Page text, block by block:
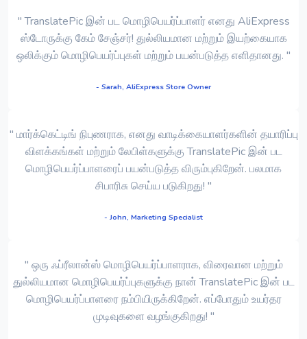
" TranslatePic இன் பட மொழிபெயர்ப்பாளர் எனது AliExpress
ஸ்டோருக்கு கேம் சேஞ்சர்! துல்லியமான மற்றும் இயற்கையாக
ஒலிக்கும் மொழிபெயர்ப்புகள் மற்றும் பயன்படுத்த எளிதானது. "
- Sarah, AliExpress Store Owner
" மார்க்கெட்டிங் நிபுணராக, எனது வாடிக்கையாளர்களின் தயாரிப்பு
விளக்கங்கள் மற்றும் லேபிள்களுக்கு TranslatePic இன் பட
மொழிபெயர்ப்பாளரைப் பயன்படுத்த விரும்புகிறேன். பலமாக
சிபாரிசு செய்ய படுகிறது! "
- John, Marketing Specialist
" ஒரு ஃப்ரீலான்ஸ் மொழிபெயர்ப்பாளராக, விரைவான மற்றும்
துல்லியமான மொழிபெயர்ப்புகளுக்கு நான் TranslatePic இன் பட
மொழிபெயர்ப்பாளரை நம்பியிருக்கிறேன். எப்போதும் உயர்தர
முடிவுகளை வழங்குகிறது! "